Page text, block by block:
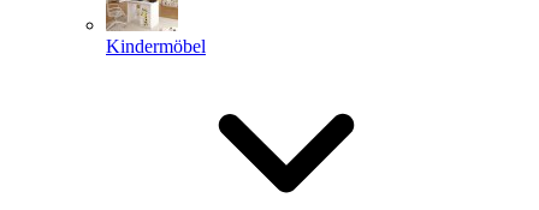
Kindermöbel